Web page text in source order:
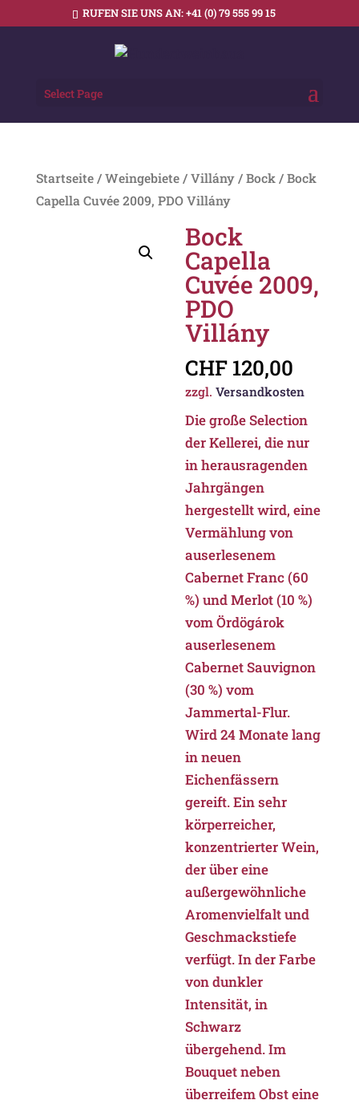
RUFEN SIE UNS AN:+41 (0) 79 555 99 15
Select Page
Startseite/ Weingebiete/ Villány/ Bock/ Bock
Capella Cuvée 2009, PDO Villány
Bock
Capella
Cuvée 2009,
PDO
Villány
CHF 120,00
zzgl.Versandkosten
Die große Selection
der Kellerei, die nur
in herausragenden
Jahrgängen
hergestellt wird, eine
Vermählung von
auserlesenem
Cabernet Franc (60
%) und Merlot (10 %)
vom Ördögárok
auserlesenem
Cabernet Sauvignon
(30 %) vom
Jammertal-Flur.
Wird 24 Monate lang
in neuen
Eichenfässern
gereift. Ein sehr
körperreicher,
konzentrierter Wein,
der über eine
außergewöhnliche
Aromenvielfalt und
Geschmackstiefe
verfügt. In der Farbe
von dunkler
Intensität, in
Schwarz
übergehend. Im
Bouquet neben
überreifem Obst eine